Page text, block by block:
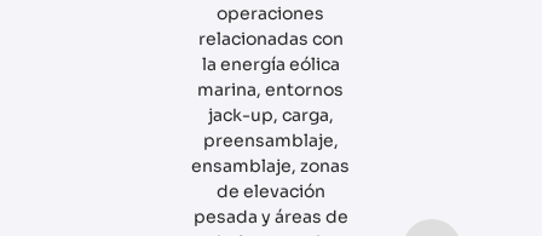
operaciones
relacionadas con
la energía eólica
marina, entornos
jack-up, carga,
preensamblaje,
ensamblaje, zonas
de elevación
pesada y áreas de